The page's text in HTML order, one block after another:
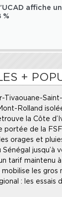
affiche
%
+
Tivaouane-
Rolland
la Côte
portée de la FSF
orages et
jusqu’à
tarif maintenu
les gros
: les essais